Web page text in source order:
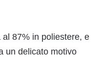
87% in poliestere, e
un delicato motivo